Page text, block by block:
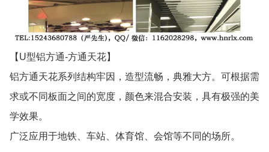
【U型铝方通-方通天花】
铝方通天花系列结构牢因，造型流畅，典雅大方。可根据需
求或不同板面之间的宽度，颜色来混合安装，具有极强的美
学效果。
广泛应用于地铁、车站、体育馆、会馆等不同的场所。